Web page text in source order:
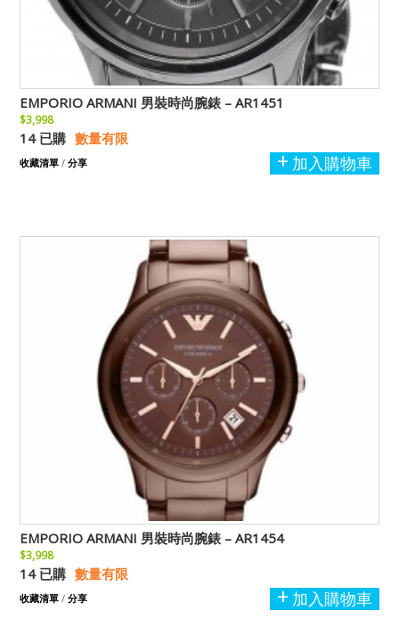
EMPORIO ARMANI 男裝時尚腕錶 – AR1451
$3,998
14 已購 數量有限
加入購物車
收藏清單 / 分享
EMPORIO ARMANI 男裝時尚腕錶 – AR1454
$3,998
14 已購 數量有限
加入購物車
收藏清單 / 分享